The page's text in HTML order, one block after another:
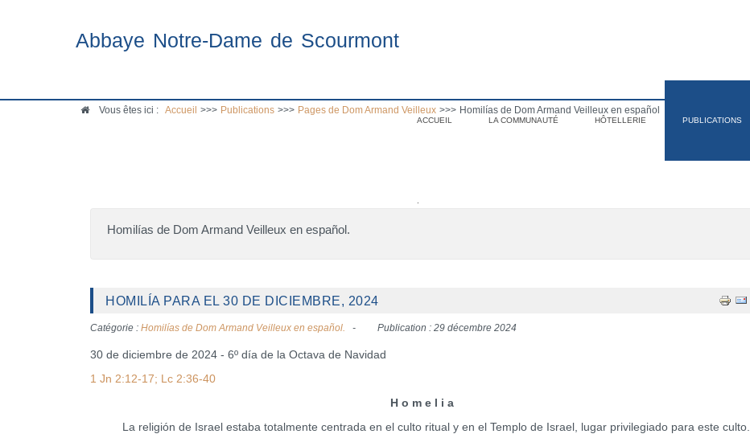
Abbaye Notre-Dame de Scourmont
ACCUEIL LA COMMUNAUTÉ HÔTELLERIE PUBLICATIONS
Vous êtes ici : Accueil >>> Publications >>> Pages de Dom Armand Veilleux >>> Homilías de Dom Armand Veilleux en español
Homilías de Dom Armand Veilleux en español.
HOMILÍA PARA EL 30 DE DICIEMBRE, 2024
Catégorie : Homilías de Dom Armand Veilleux en español. Publication : 29 décembre 2024
30 de diciembre de 2024 - 6º día de la Octava de Navidad
1 Jn 2:12-17; Lc 2:36-40
H o m e l i a
La religión de Israel estaba totalmente centrada en el culto ritual y en el Templo de Israel, lugar privilegiado para este culto.